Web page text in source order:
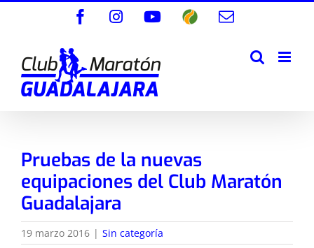
FacebookInstagramYouTube
WikilocCorreo
Pruebas de la nuevas
equipaciones del Club Maratón
Guadalajara
19 marzo 2016 | Sin categoría